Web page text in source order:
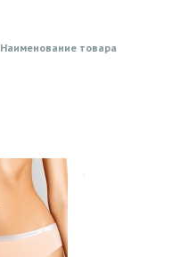
Наименование товара